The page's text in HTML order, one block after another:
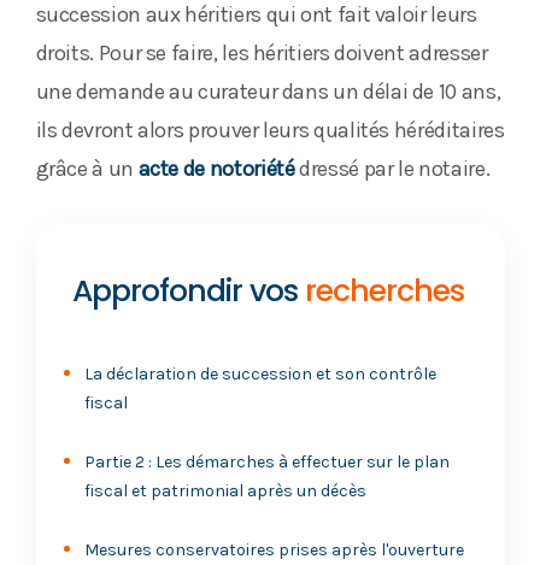
succession aux héritiers qui ont fait valoir leurs
droits. Pour se faire, les héritiers doivent adresser
une demande au curateur dans un délai de 10 ans,
ils devront alors prouver leurs qualités héréditaires
grâce à un acte de notoriétédressé par le notaire.
Approfondir vos recherches
La déclaration de succession et son contrôle
fiscal
Partie 2 : Les démarches à effectuer sur le plan
fiscal et patrimonial après un décès
Mesures conservatoires prises après l'ouverture